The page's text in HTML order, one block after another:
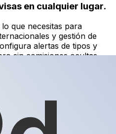
en cualquier lugar.
que necesitas para
y gestión de
alertas de tipos y
sin comisiones ocultas.